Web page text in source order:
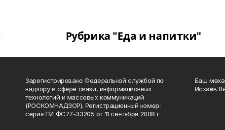
Рубрика "Еда и напитки"
Зарегистрировано Федеральной службой по
надзору в сфере связи, информационных
технологий и массовых коммуникаций
(РОСКОМНАДЗОР). Регистрационный номер:
серия ПИ ФС77-33205 от 11 сентября 2008 г.
Баш
Исхаҡов